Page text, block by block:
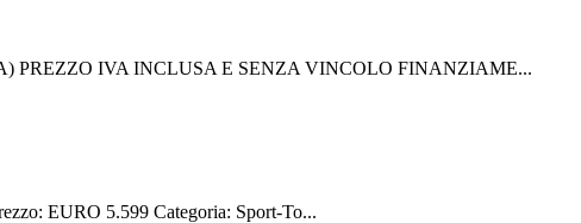
PREZZO IVA INCLUSA E SENZA VINCOLO FINANZIAME...
EURO 5.599 Categoria: Sport-To...